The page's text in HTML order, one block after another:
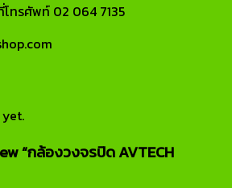
โทรศัพท์ 02 064 7135
“กล้องวงจรปิด AVTECH